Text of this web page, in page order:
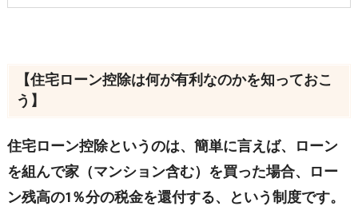
【住宅ローン控除は何が有利なのかを知っておこ
う】
住宅ローン控除というのは、簡単に言えば、ローン
を組んで家（マンション含む）を買った場合、ロー
ン残高の1％分の税金を還付する、という制度です。